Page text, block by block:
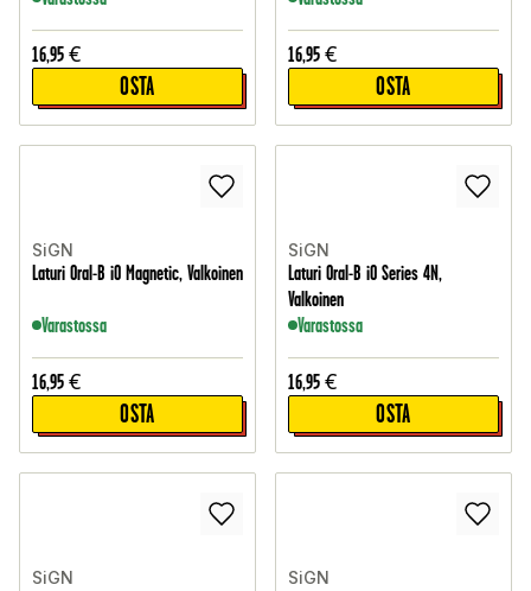
16,95 €
OSTA
16,95 €
OSTA
SiGN
Laturi Oral-B iO Magnetic, Valkoinen
Varastossa
16,95 €
OSTA
SiGN
Laturi Oral-B iO Series 4N,
Valkoinen
Varastossa
16,95 €
OSTA
SiGN SiGN